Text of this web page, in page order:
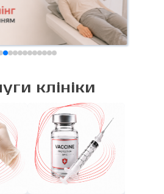
клініки